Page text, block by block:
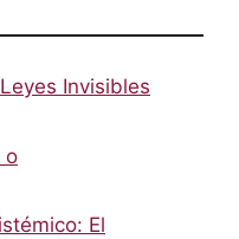
Invisibles
o
El